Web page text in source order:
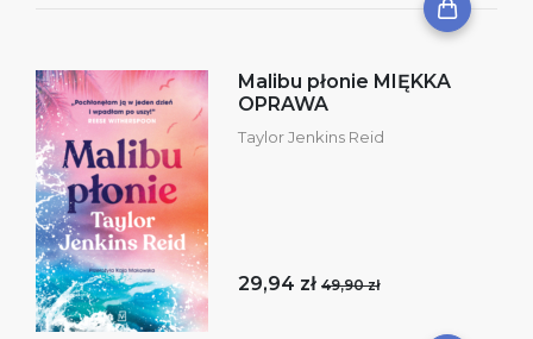
Malibu płonie MIĘKKA
OPRAWA
Taylor Jenkins Reid
29,94 zł 49,90 zł